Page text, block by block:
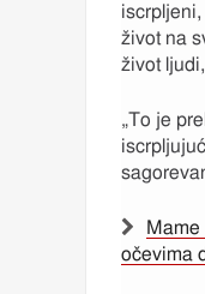
život na
život
„To je
očevima